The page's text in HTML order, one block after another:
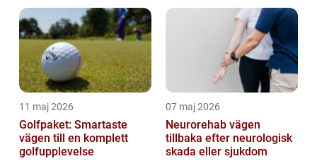
11 maj 2026
Golfpaket: Smartaste
vägen till en komplett
golfupplevelse
07 maj 2026
Neurorehab vägen
tillbaka efter neurologisk
skada eller sjukdom